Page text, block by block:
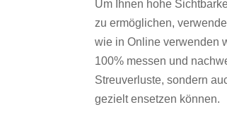
Um Ihnen hohe
zu ermöglichen,
wie in Online verwenden
100% messen und
Streuverluste, sondern
gezielt ensetzen können.